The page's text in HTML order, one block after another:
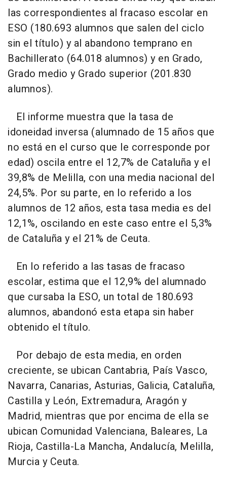
las correspondientes al fracaso escolar en
ESO (180.693 alumnos que salen del ciclo
sin el título) y al abandono temprano en
Bachillerato (64.018 alumnos) y en Grado,
Grado medio y Grado superior (201.830
alumnos).
El informe muestra que la tasa de
idoneidad inversa (alumnado de 15 años que
no está en el curso que le corresponde por
edad) oscila entre el 12,7% de Cataluña y el
39,8% de Melilla, con una media nacional del
24,5%. Por su parte, en lo referido a los
alumnos de 12 años, esta tasa media es del
12,1%, oscilando en este caso entre el 5,3%
de Cataluña y el 21% de Ceuta.
En lo referido a las tasas de fracaso
escolar, estima que el 12,9% del alumnado
que cursaba la ESO, un total de 180.693
alumnos, abandonó esta etapa sin haber
obtenido el título.
Por debajo de esta media, en orden
creciente, se ubican Cantabria, País Vasco,
Navarra, Canarias, Asturias, Galicia, Cataluña,
Castilla y León, Extremadura, Aragón y
Madrid, mientras que por encima de ella se
ubican Comunidad Valenciana, Baleares, La
Rioja, Castilla-La Mancha, Andalucía, Melilla,
Murcia y Ceuta.